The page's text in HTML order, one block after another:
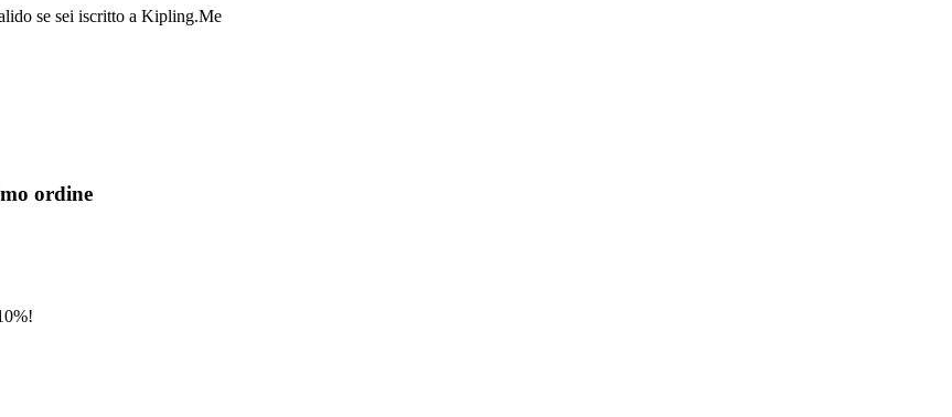
se sei iscritto a Kipling.Me
ordine